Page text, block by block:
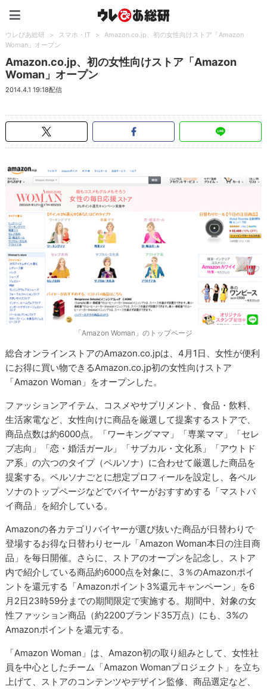
ウレぴあ総研 > スマホ・IT >
Amazon.co.jp、初の女性向けストア「Amazon
Woman」オープン
Amazon.co.jp、初の女性向けストア「Amazon
Woman」オープン
2014.4.1 19:18配信
「Amazon Woman」のトップページ
総合オンラインストアのAmazon.co.jpは、4月1日、女性が便利
にお得に買い物できるAmazon.co.jp初の女性向けストア
「Amazon Woman」をオープンした。
ファッションアイテム、コスメやサプリメント、食品・飲料、
生活家電など、女性向けに商品を厳選して提案するストアで、
商品点数は約6000点。「ワーキングママ」「専業ママ」「セレ
ブ志向」「恋・婚活ガール」「サブカル・文化系」「アウトド
ア系」の六つのタイプ（ペルソナ）に合わせて厳選した商品を
提案する。ペルソナごとに想定プロフィールを設定し、各ペル
ソナのトップページなどでバイヤーがおすすめする「マストバ
イ商品」を紹介している。
Amazonの各カテゴリバイヤーが選び抜いた商品が日替わりで
登場するお得な日替わりセール「Amazon Woman本日の注目商
品」を毎日開催。さらに、ストアのオープンを記念し、ストア
内で紹介している商品約6000点を対象に、3％のAmazonポイ
ントを還元する「Amazonポイント3%還元キャンペーン」を6
月2日23時59分までの期間限定で実施する。期間中、対象の女
性ファッション商品（約2200ブランド35万点）にも、3%の
Amazonポイントを還元する。
「Amazon Woman」は、Amazon初の取り組みとして、女性社
員を中心としたチーム「Amazon Womanプロジェクト」を立ち
上げて、ストアのコンテンツやデザイン監修、商品選定など、